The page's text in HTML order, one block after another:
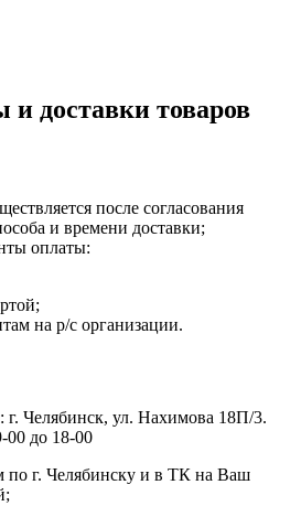
и доставки товаров
после согласования
и времени доставки;
оплаты:
на р/с организации.
Челябинск, ул. Нахимова 18П/3.
00 до 18-00
по г. Челябинску и в ТК на Ваш